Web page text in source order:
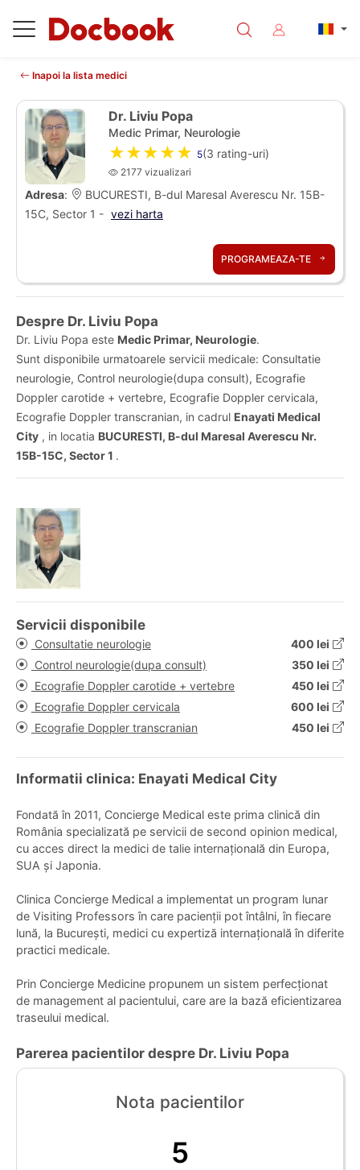
Inapoi la lista medici
Dr. Liviu Popa
Medic Primar, Neurologie
★★★★★ 5(3 rating-uri)
2177 vizualizari
Adresa:
BUCURESTI, B-dul Maresal Averescu Nr. 15B-
15C, Sector 1 - vezi harta
PROGRAMEAZA-TE
Despre Dr. Liviu Popa
Dr. Liviu Popa este Medic Primar, Neurologie.
Sunt disponibile urmatoarele servicii medicale: Consultatie
neurologie, Control neurologie(dupa consult), Ecografie
Doppler carotide + vertebre, Ecografie Doppler cervicala,
Ecografie Doppler transcranian, in cadrul Enayati Medical
City , in locatia BUCURESTI, B-dul Maresal Averescu Nr.
15B-15C, Sector 1 .
Servicii disponibile
Consultatie neurologie
400 lei
Control neurologie(dupa consult)
350 lei
Ecografie Doppler carotide + vertebre
450 lei
Ecografie Doppler cervicala
600 lei
Ecografie Doppler transcranian
450 lei
Informatii clinica: Enayati Medical City
Fondată în 2011, Concierge Medical este prima clinică din
România specializată pe servicii de second opinion medical,
cu acces direct la medici de talie internațională din Europa,
SUA și Japonia.
Clinica Concierge Medical a implementat un program lunar
de Visiting Professors în care pacienții pot întâlni, în fiecare
lună, la București, medici cu expertiză internațională în diferite
practici medicale.
Prin Concierge Medicine propunem un sistem perfecționat
de management al pacientului, care are la bază eficientizarea
traseului medical.
Parerea pacientilor despre Dr. Liviu Popa
Nota pacientilor
5